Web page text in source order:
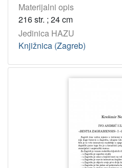
Materijalni opis
216 str. ; 24 cm
Jedinica HAZU
Knjižnica (Zagreb)